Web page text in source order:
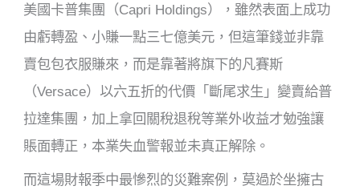
美國卡普集團（Capri Holdings），雖然表面上成功
由虧轉盈、小賺一點三七億美元，但這筆錢並非靠
賣包包衣服賺來，而是靠著將旗下的凡賽斯
（Versace）以六五折的代價「斷尾求生」變賣給普
拉達集團，加上拿回關稅退稅等業外收益才勉強讓
賬面轉正，本業失血警報並未真正解除。
而這場財報季中最慘烈的災難案例，莫過於坐擁古